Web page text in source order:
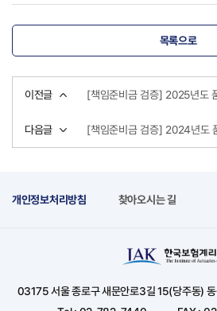
목록으로
이전글
다음글
개인정보처리방침 찾아오시는 길
03175 서울 종로구 새문안로3길 15(당주동)